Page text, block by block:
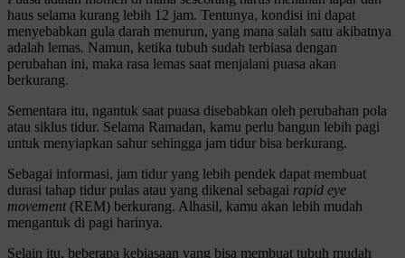
haus selama kurang lebih 12 jam. Tentunya, kondisi ini dapat
menyebabkan gula darah menurun, yang mana salah satu akibatnya
adalah lemas. Namun, ketika tubuh sudah terbiasa dengan
perubahan ini, maka rasa lemas saat menjalani puasa akan
berkurang.
Sementara itu, ngantuk saat puasa disebabkan oleh perubahan pola
atau siklus tidur. Selama Ramadan, kamu perlu bangun lebih pagi
untuk menyiapkan sahur sehingga jam tidur bisa berkurang.
Sebagai informasi, jam tidur yang lebih pendek dapat membuat
durasi tahap tidur pulas atau yang dikenal sebagai rapid eye
movement(REM) berkurang. Alhasil, kamu akan lebih mudah
mengantuk di pagi harinya.
Selain itu, beberapa kebiasaan yang bisa membuat tubuh mudah